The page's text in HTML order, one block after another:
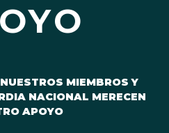
NUESTROS MIEMBROS Y
NACIONAL MERECEN
APOYO